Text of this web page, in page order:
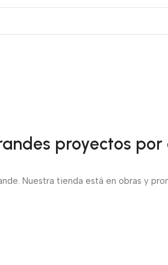
proyectos
Nuestra tienda está en obras y